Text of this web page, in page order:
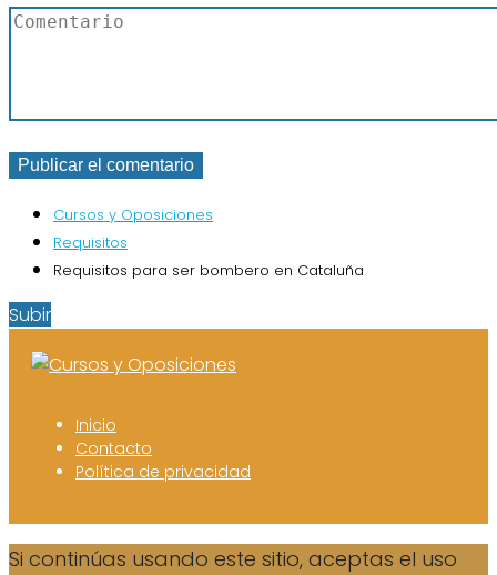
Cursos y Oposiciones
Requisitos
Requisitos para ser bombero en Cataluña
Subir
Inicio
Contacto
Política de privacidad
Si continúas usando este sitio, aceptas el uso